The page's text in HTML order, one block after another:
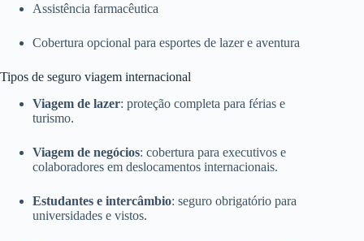
Assistência farmacêutica
Cobertura opcional para esportes de lazer e aventura
Tipos de seguro viagem internacional
Viagem de lazer: proteção completa para férias e
turismo.
Viagem de negócios: cobertura para executivos e
colaboradores em deslocamentos internacionais.
Estudantes e intercâmbio: seguro obrigatório para
universidades e vistos.